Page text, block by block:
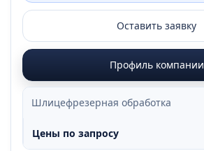
Оставить заявку
Профиль компании
Шлицефрезерная обработка
Цены по запросу